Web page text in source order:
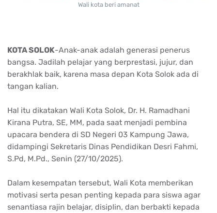
Wali kota beri amanat
KOTA SOLOK-Anak-anak adalah generasi penerus
bangsa. Jadilah pelajar yang berprestasi, jujur, dan
berakhlak baik, karena masa depan Kota Solok ada di
tangan kalian.
Hal itu dikatakan Wali Kota Solok, Dr. H. Ramadhani
Kirana Putra, SE, MM, pada saat menjadi pembina
upacara bendera di SD Negeri 03 Kampung Jawa,
didampingi Sekretaris Dinas Pendidikan Desri Fahmi,
S.Pd, M.Pd., Senin (27/10/2025).
Dalam kesempatan tersebut, Wali Kota memberikan
motivasi serta pesan penting kepada para siswa agar
senantiasa rajin belajar, disiplin, dan berbakti kepada